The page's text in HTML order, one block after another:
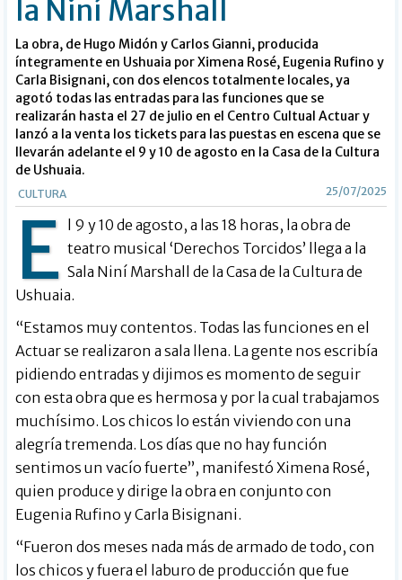
la Niní Marshall
La obra, de Hugo Midón y Carlos Gianni, producida
íntegramente en Ushuaia por Ximena Rosé, Eugenia Rufino y
Carla Bisignani, con dos elencos totalmente locales, ya
agotó todas las entradas para las funciones que se
realizarán hasta el 27 de julio en el Centro Cultual Actuar y
lanzó a la venta los tickets para las puestas en escena que se
llevarán adelante el 9 y 10 de agosto en la Casa de la Cultura
de Ushuaia.
CULTURA 25/07/2025
E l 9 y 10 de agosto, a las 18 horas, la obra de
teatro musical ‘Derechos Torcidos’ llega a la
Sala Niní Marshall de la Casa de la Cultura de
Ushuaia.
“Estamos muy contentos. Todas las funciones en el
Actuar se realizaron a sala llena. La gente nos escribía
pidiendo entradas y dijimos es momento de seguir
con esta obra que es hermosa y por la cual trabajamos
muchísimo. Los chicos lo están viviendo con una
alegría tremenda. Los días que no hay función
sentimos un vacío fuerte”, manifestó Ximena Rosé,
quien produce y dirige la obra en conjunto con
Eugenia Rufino y Carla Bisignani.
“Fueron dos meses nada más de armado de todo, con
los chicos y fuera el laburo de producción que fue